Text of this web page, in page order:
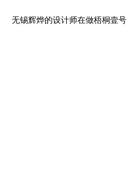
无锡辉烨的设计师在做梧桐壹号